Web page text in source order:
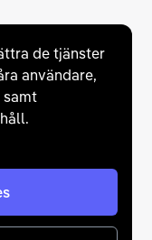
de tjänster
användare,
samt
dig bästa
rad olika
trygg vid ditt köp
gällande